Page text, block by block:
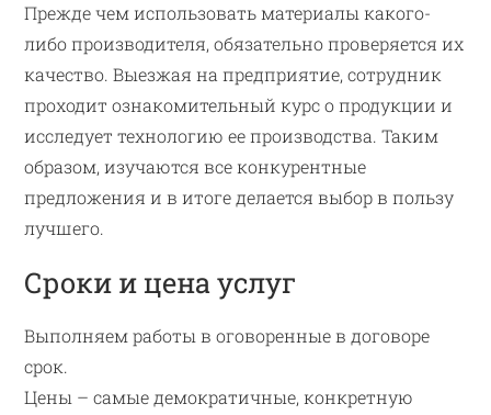
Прежде чем использовать материалы какого-
либо производителя, обязательно проверяется их
качество. Выезжая на предприятие, сотрудник
проходит ознакомительный курс о продукции и
исследует технологию ее производства. Таким
образом, изучаются все конкурентные
предложения и в итоге делается выбор в пользу
лучшего.
Сроки и цена услуг
Выполняем работы в оговоренные в договоре
срок.
Цены – самые демократичные, конкретную